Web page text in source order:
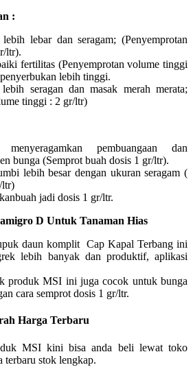
:
lebar dan seragam; (Penyemprotan
ltr).
fertilitas (Penyemprotan volume tinggi
lebih tinggi.
seragan dan masak merah merata;
tinggi : 2 gr/ltr)
pembuangaan dan
bunga (Semprot buah dosis 1 gr/ltr).
lebih besar dengan ukuran seragam (
ltr)
jadi dosis 1 gr/ltr.
D Untuk Tanaman Hias
daun komplit Cap Kapal Terbang ini
lebih banyak dan produktif, aplikasi
produk MSI ini juga cocok untuk bunga
cara semprot dosis 1 gr/ltr.
Harga Terbaru
MSI kini bisa anda beli lewat toko
terbaru stok lengkap.